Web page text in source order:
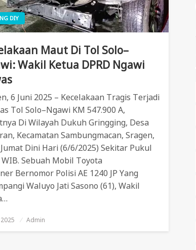
DIY
Maut Di Tol Solo–
Wakil Ketua DPRD Ngawi
6 Juni 2025 – Kecelakaan Tragis Terjadi
Tol Solo–Ngawi KM 547.900 A,
Di Wilayah Dukuh Gringging, Desa
Kecamatan Sambungmacan, Sragen,
Dini Hari (6/6/2025) Sekitar Pukul
WIB. Sebuah Mobil Toyota
Bernomor Polisi AE 1240 JP Yang
Waluyo Jati Sasono (61), Wakil
Admin